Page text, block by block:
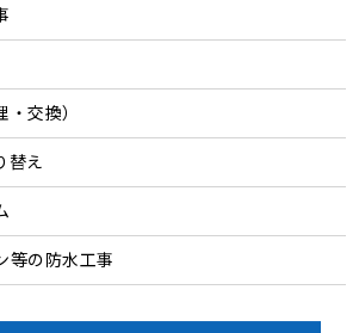
交換）
替え
等の防水工事